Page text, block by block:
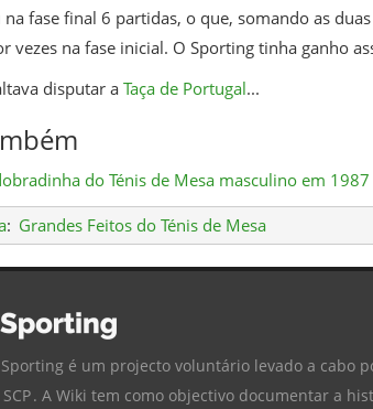
na fase final 6 partidas, o que, somando as
vezes na fase inicial. O Sporting tinha ganho
disputar aTaça de Portugal...
do Ténis de Mesa masculino em 1987
: Grandes Feitos do Ténis de Mesa
é um projecto voluntário levado a cabo
. A Wiki tem como objectivo documentar a